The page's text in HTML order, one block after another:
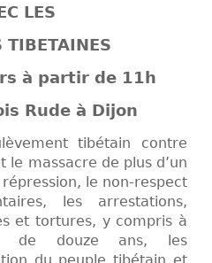
LES
TIBETAINES
à partir de 11h
Rude à Dijon
tibétain contre
le massacre de plus d’un
le non-respect
les arrestations,
et tortures, y compris à
de douze ans, les